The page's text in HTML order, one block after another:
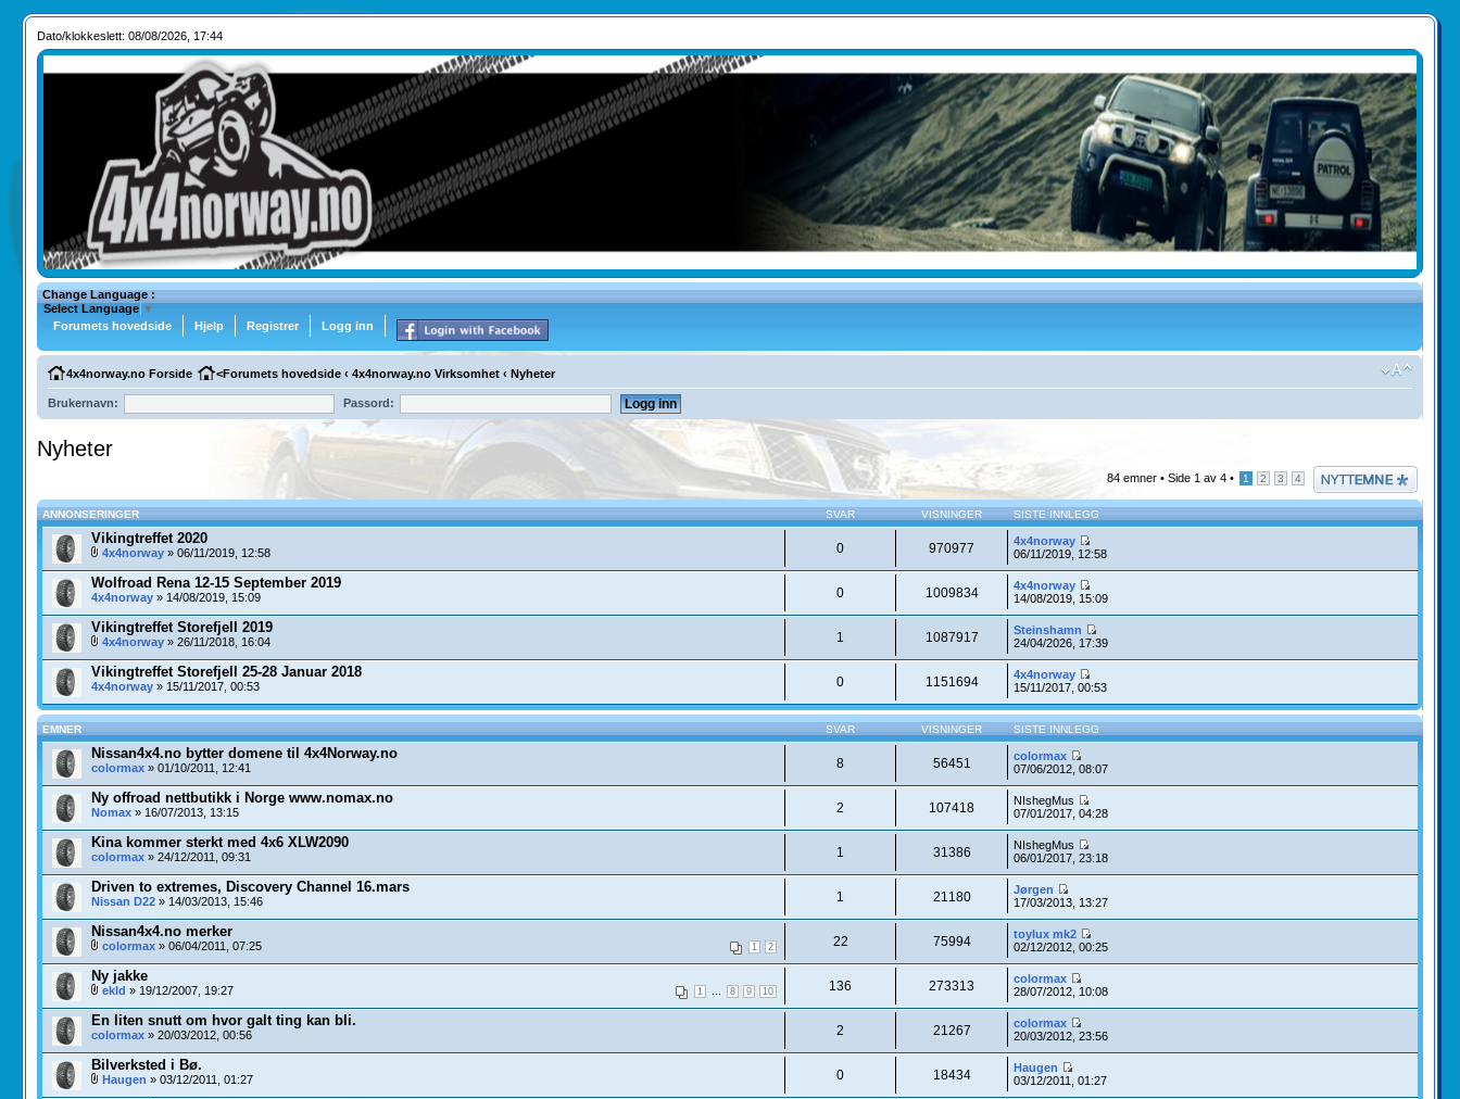
Dato/klokkeslett: 08/08/2026, 17:44
Change Language :
Select Language ▼
Forumets hovedside
Hjelp Registrer Logg inn
4x4norway.no Forside <Forumets hovedside ‹ 4x4norway.no Virksomhet ‹ Nyheter
Brukernavn: Passord:
Nyheter
Legg inn et nytt
emne
84 emner •Side 1 av4 • 1 2 3 4
ANNONSERINGER SVAR VISNINGER SISTE INNLEGG
Vikingtreffet 2020
4x4norway» 06/11/2019, 12:58 0 970977
4x4norway
06/11/2019, 12:58
Wolfroad Rena 12-15 September 2019
4x4norway» 14/08/2019, 15:09 0 1009834
4x4norway
14/08/2019, 15:09
Vikingtreffet Storefjell 2019
4x4norway» 26/11/2018, 16:04 1 1087917
Steinshamn
24/04/2026, 17:39
Vikingtreffet Storefjell 25-28 Januar 2018
4x4norway» 15/11/2017, 00:53 0 1151694
4x4norway
15/11/2017, 00:53
EMNER SVAR VISNINGER SISTE INNLEGG
Nissan4x4.no bytter domene til 4x4Norway.no
colormax» 01/10/2011, 12:41 8 56451
colormax
07/06/2012, 08:07
Ny offroad nettbutikk i Norge www.nomax.no
Nomax» 16/07/2013, 13:15 2 107418
NIshegMus
07/01/2017, 04:28
Kina kommer sterkt med 4x6 XLW2090
colormax» 24/12/2011, 09:31 1 31386
NIshegMus
06/01/2017, 23:18
Driven to extremes, Discovery Channel 16.mars
Nissan D22» 14/03/2013, 15:46 1 21180
Jørgen
17/03/2013, 13:27
Nissan4x4.no merker
1 2
colormax» 06/04/2011, 07:25 22 75994
toylux mk2
02/12/2012, 00:25
Ny jakke
1 8 9 10
ekld » 19/12/2007, 19:27 136 273313
colormax
28/07/2012, 10:08
En liten snutt om hvor galt ting kan bli.
colormax» 20/03/2012, 00:56 2 21267
colormax
20/03/2012, 23:56
Bilverksted i Bø.
Haugen » 03/12/2011, 01:27 0 18434
Haugen
03/12/2011, 01:27